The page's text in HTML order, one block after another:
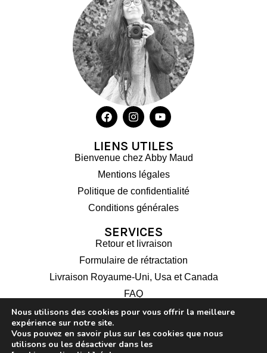
LIENS UTILES
Bienvenue chez Abby Maud
Mentions légales
Politique de confidentialité
Conditions générales
SERVICES
Retour et livraison
Formulaire de rétractation
Livraison Royaume-Uni, Usa et Canada
FAQ
VOTRE COMPTE
Panier
Paiement
Nous utilisons des cookies pour vous offrir la meilleure
expérience sur notre site.
Vous pouvez en savoir plus sur les cookies que nous
utilisons ou les désactiver dans les